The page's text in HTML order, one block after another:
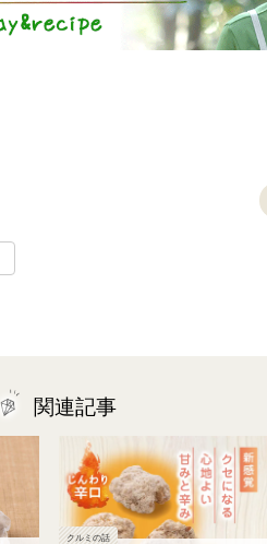
関連記事
クルミの話